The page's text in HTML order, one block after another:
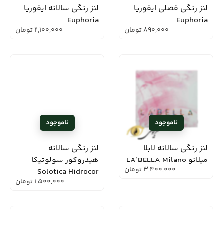
لنز رنگی فصلی ایفوریا
Euphoria
890,000تومان
لنز رنگی سالانه ایفوریا
Euphoria
2,100,000تومان
لنز رنگی سالانه لابلا
میلانو LA’BELLA Milano
3,400,000تومان
لنز رنگی سالانه
هیدروکور سولوتیکا
Solotica Hidrocor
1,500,000تومان